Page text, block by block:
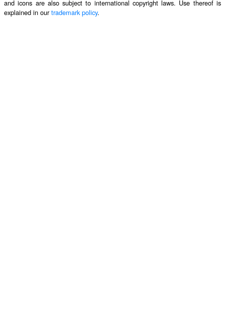
and icons are also subject to international copyright laws. Use thereof is
explained in ourtrademark policy.